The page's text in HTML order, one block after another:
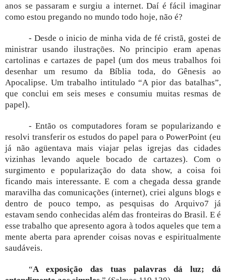
anos se passaram e surgiu a internet. Daí é fácil imaginar
como estou pregando no mundo todo hoje, não é?
- Desde o inicio de minha vida de fé cristã, gostei de
ministrar usando ilustrações. No principio eram apenas
cartolinas e cartazes de papel (um dos meus trabalhos foi
desenhar um resumo da Bíblia toda, do Gênesis ao
Apocalipse. Um trabalho intitulado “A pior das batalhas”,
que conclui em seis meses e consumiu muitas resmas de
papel).
- Então os computadores foram se popularizando e
resolvi transferir os estudos do papel para o PowerPoint (eu
já não agüentava mais viajar pelas igrejas das cidades
vizinhas levando aquele bocado de cartazes). Com o
surgimento e popularização do data show, a coisa foi
ficando mais interessante. E com a chegada dessa grande
maravilha das comunicações (internet), criei alguns blogs e
dentro de pouco tempo, as pesquisas do Arquivo7 já
estavam sendo conhecidas além das fronteiras do Brasil. E é
esse trabalho que apresento agora à todos aqueles que tem a
mente aberta para aprender coisas novas e espiritualmente
saudáveis.
“A exposição das tuas palavras dá luz; dá